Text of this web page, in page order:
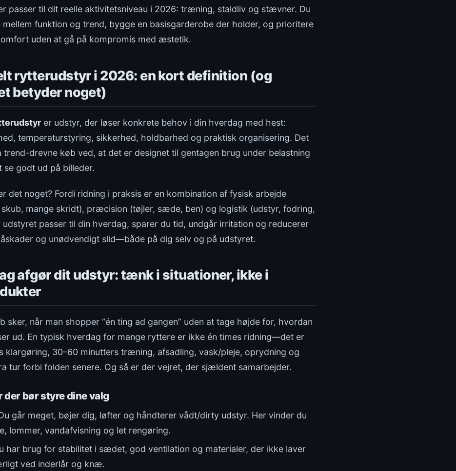
passer til dit reelle aktivitetsniveau i 2026: træning, staldliv og stævner. Du
funktion og trend, bygge en basisgarderobe der holder, og prioritere
uden at gå på kompromis med æstetik.
rytterudstyr i 2026: en kort definition (og
betyder noget)
er udstyr, der løser konkrete behov i din hverdag med hest:
temperaturstyring, sikkerhed, holdbarhed og praktisk organisering. Det
trend-drevne køb ved, at det er designet til gentagen brug under belastning
godt ud på billeder.
det noget? Fordi ridning i praksis er en kombination af fysisk arbejde
mange skridt), præcision (tøjler, sæde, ben) og logistik (udstyr, fodring,
passer til din hverdag, sparer du tid, undgår irritation og reducerer
og unødvendigt slid—både på dig selv og på udstyret.
afgør dit udstyr: tænk i situationer, ikke i
sker, når man shopper “én ting ad gangen” uden at tage højde for, hvordan
ud. En typisk hverdag for mange ryttere er ikke én times ridning—det er
klargøring, 30–60 minutters træning, afsadling, vask/pleje, oprydning og
tur forbi folden senere. Og så er der vejret, der sjældent samarbejder.
der bør styre dine valg
går meget, bøjer dig, løfter og håndterer vådt/dirty udstyr. Her vinder du
lommer, vandafvisning og let rengøring.
har brug for stabilitet i sædet, god ventilation og materialer, der ikke laver
ved inderlår og knæ.